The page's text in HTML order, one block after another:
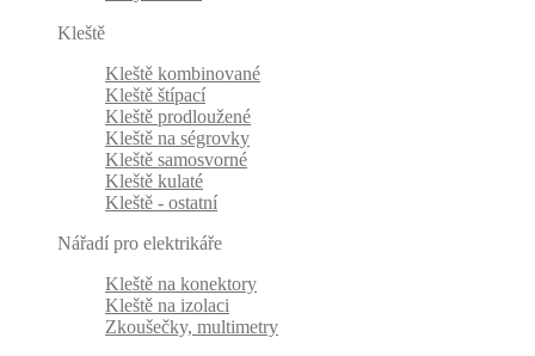
Kleště
Kleště kombinované
Kleště štípací
Kleště prodloužené
Kleště na ségrovky
Kleště samosvorné
Kleště kulaté
Kleště - ostatní
Nářadí pro elektrikáře
Kleště na konektory
Kleště na izolaci
Zkoušečky, multimetry